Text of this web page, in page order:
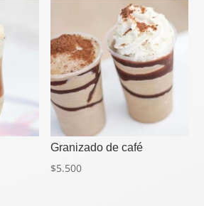
Granizado de café
$5.500